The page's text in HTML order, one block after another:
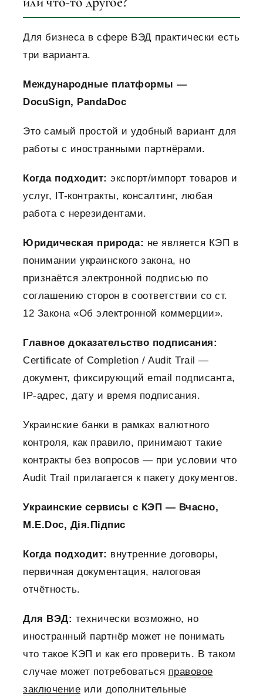
Для бизнеса в сфере ВЭД практически есть
три варианта.
Международные платформы —
DocuSign, PandaDoc
Это самый простой и удобный вариант для
работы с иностранными партнёрами.
Когда подходит: экспорт/импорт товаров и
услуг, IT-контракты, консалтинг, любая
работа с нерезидентами.
Юридическая природа: не является КЭП в
понимании украинского закона, но
признаётся электронной подписью по
соглашению сторон в соответствии со ст.
12 Закона «Об электронной коммерции».
Главное доказательство подписания:
Certificate of Completion / Audit Trail —
документ, фиксирующий email подписанта,
IP-адрес, дату и время подписания.
Украинские банки в рамках валютного
контроля, как правило, принимают такие
контракты без вопросов — при условии что
Audit Trail прилагается к пакету документов.
Украинские сервисы с КЭП — Вчасно,
M.E.Doc, Дія.Підпис
Когда подходит: внутренние договоры,
первичная документация, налоговая
отчётность.
Для ВЭД: технически возможно, но
иностранный партнёр может не понимать
что такое КЭП и как его проверить. В таком
случае может потребоваться правовое
заключение или дополнительные